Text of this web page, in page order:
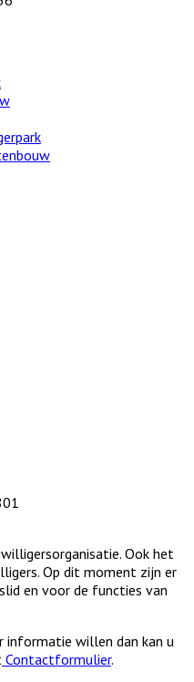
Ook het
Op dit moment zijn er
en voor de functies van
informatie willen dan kan u
Contactformulier.